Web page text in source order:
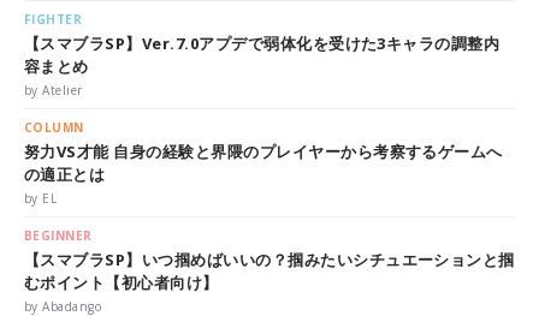
FIGHTER
【スマブラSP】Ver.7.0アプデで弱体化を受けた3キャラの調整内
容まとめ
by Atelier
COLUMN
努力VS才能 自身の経験と界隈のプレイヤーから考察するゲームへ
の適正とは
by EL
BEGINNER
【スマブラSP】いつ掴めばいいの？掴みたいシチュエーションと掴
むポイント【初心者向け】
by Abadango